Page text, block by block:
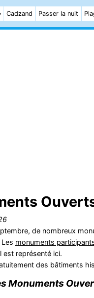
Cadzand Passer la nuit
de nombreux
monuments
est représenté ici.
des bâtiments
Monuments